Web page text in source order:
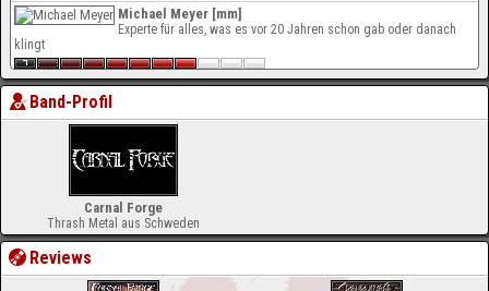
Michael Meyer [mm]
Experte für alles, was es vor 20 Jahren schon gab oder danach
klingt
Band-Profil
Carnal Forge
Thrash Metal aus Schweden
Reviews